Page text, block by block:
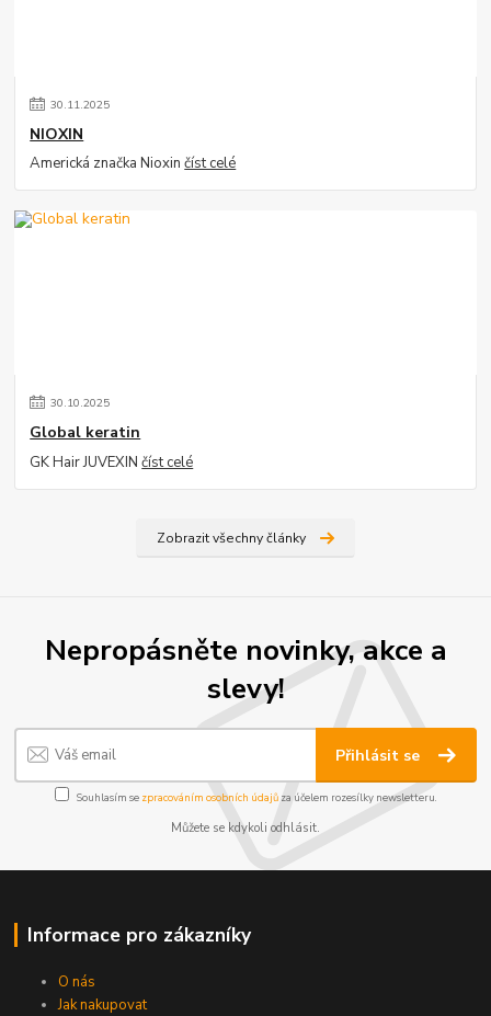
30.11.2025
NIOXIN
Americká značka Nioxinčíst celé
30.10.2025
Global keratin
GK Hair JUVEXINčíst celé
Zobrazit všechny články
Nepropásněte novinky, akce a
slevy!
Přihlásit se
Souhlasím se zpracováním osobních údajůza účelem rozesílky newsletteru.
Můžete se kdykoli odhlásit.
Informace pro zákazníky
O nás
Jak nakupovat